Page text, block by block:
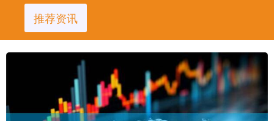
推荐资讯